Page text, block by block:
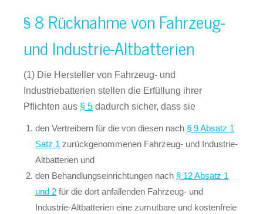
§ 8 Rücknahme von Fahrzeug-
und Industrie-Altbatterien
(1) Die Hersteller von Fahrzeug- und
Industriebatterien stellen die Erfüllung ihrer
Pflichten aus § 5 dadurch sicher, dass sie
den Vertreibern für die von diesen nach § 9 Absatz 1
Satz 1 zurückgenommenen Fahrzeug- und Industrie-
Altbatterien und
den Behandlungseinrichtungen nach § 12 Absatz 1
und 2 für die dort anfallenden Fahrzeug- und
Industrie-Altbatterien eine zumutbare und kostenfreie